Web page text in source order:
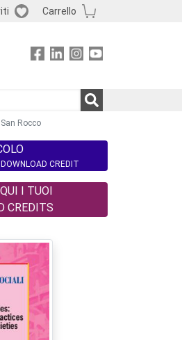
Carrello
Rocco
CREDIT
I TUOI
CREDITS